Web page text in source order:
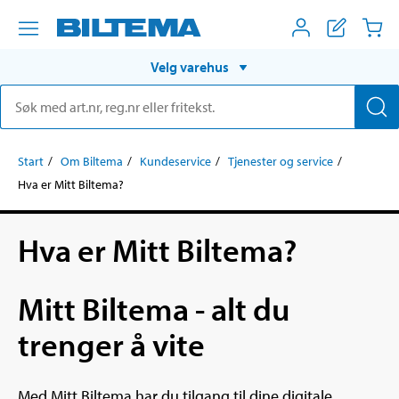
Velg varehus
Start Om Biltema Kundeservice
Tjenester og service
Hva er Mitt Biltema?
Hva er Mitt Biltema?
Mitt Biltema - alt du
trenger å vite